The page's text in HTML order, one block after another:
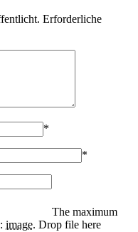
Erforderliche
*
*
The maximum
image. Drop file here